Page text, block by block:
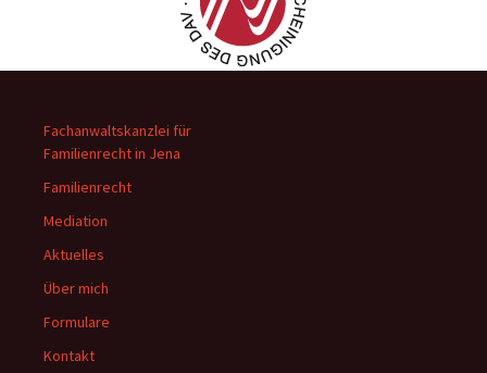
Fachanwaltskanzlei für
Familienrecht in Jena
Familienrecht
Mediation
Aktuelles
Über mich
Formulare
Kontakt